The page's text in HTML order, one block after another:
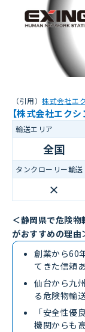
（引用） 株式会社エ
【株式会社エクシ
輸送エリア
全国
タンクローリー輸送
×
＜静岡県で危険物
がおすすめの理由
創業から60
てきた信頼
仙台から九
る危険物輸
「安全性優
機関からも